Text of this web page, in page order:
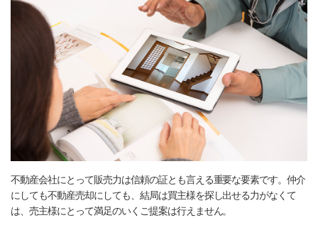
不動産会社にとって販売力は信頼の証とも言える重要な要素です。仲介
にしても不動産売却にしても、結局は買主様を探し出せる力がなくて
は、売主様にとって満足のいくご提案は行えません。